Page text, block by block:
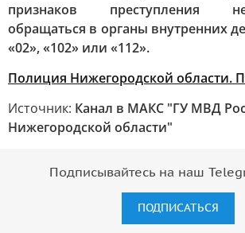
признаков преступления
обращаться в органы внутренних
«02», «102» или «112».
Полиция Нижегородской области.
Источник: Канал в МАКС "ГУ МВД
Нижегородской области"
Подписывайтесь на наш
ПОДПИСАТЬСЯ